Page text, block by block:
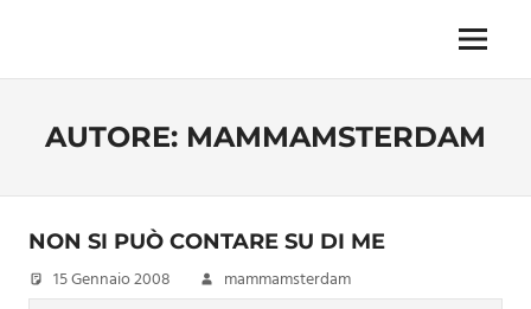
content
imprescindibile,
inevitabile
da
anche
in
formato
Menu
AUTORE: MAMMAMSTERDAM
NON SI PUÒ CONTARE SU DI ME
15 Gennaio 2008 mammamsterdam